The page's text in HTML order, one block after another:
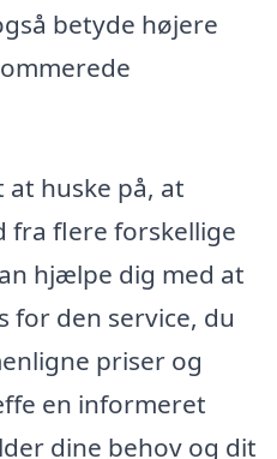
betyde højere
huske på, at
fra flere forskellige
hjælpe dig med at
for den service, du
priser og
en informeret
dine behov og dit